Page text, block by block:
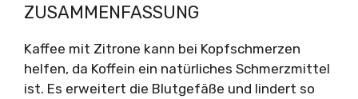
ZUSAMMENFASSUNG
Kaffee mit Zitrone kann bei Kopfschmerzen
helfen, da Koffein ein natürliches Schmerzmittel
ist. Es erweitert die Blutgefäße und lindert so